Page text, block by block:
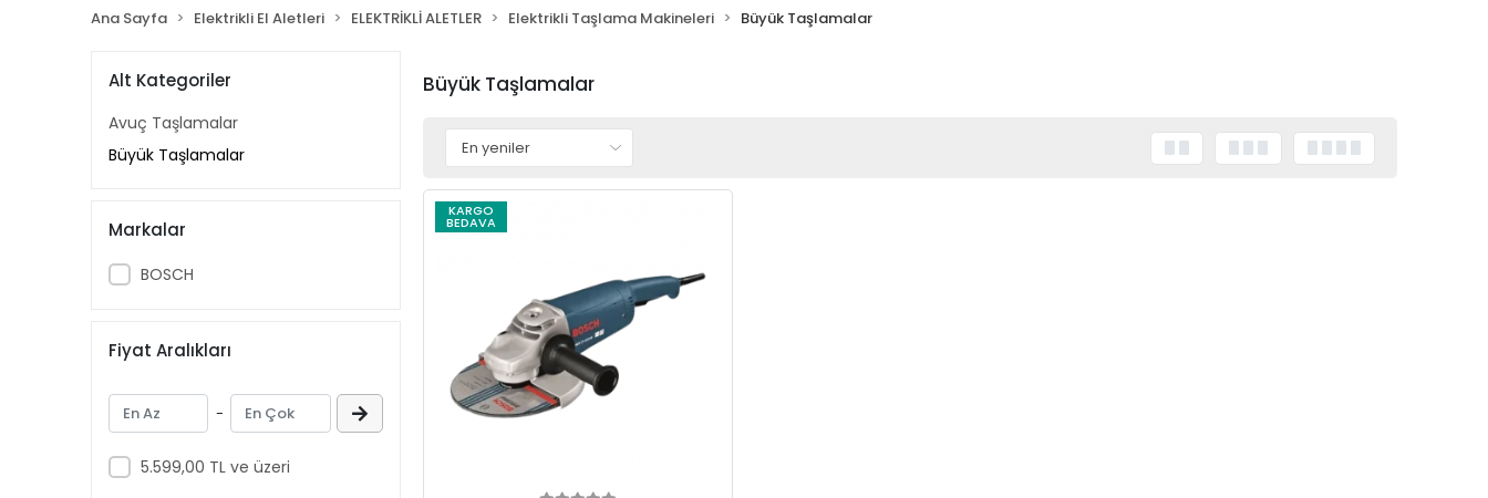
Ana Sayfa Elektrikli El Aletleri ELEKTRİKLİ ALETLER Elektrikli Taşlama Makineleri Büyük Taşlamalar
Alt Kategoriler
Avuç Taşlamalar
Büyük Taşlamalar
Markalar
BOSCH
Fiyat Aralıkları
-
5.599,00 TL ve üzeri
Büyük Taşlamalar
KARGO
BEDAVA